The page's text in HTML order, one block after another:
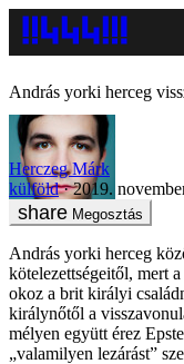
András yorki herceg
Herczeg Márk
külföld
2019.
Megosztás
András yorki herceg
kötelezettségeitől, mert
okoz a brit királyi
királynőtől a
mélyen együtt érez
„valamilyen lezárást”